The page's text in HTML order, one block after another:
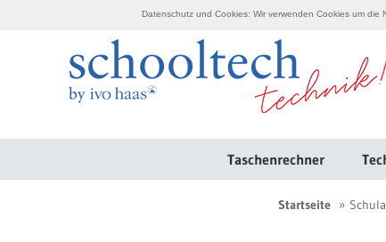
Taschenrechner
Startseite
Datenschutz und Cookies: Wir verwenden Cookies um